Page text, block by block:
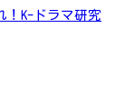
！K-ドラマ研究